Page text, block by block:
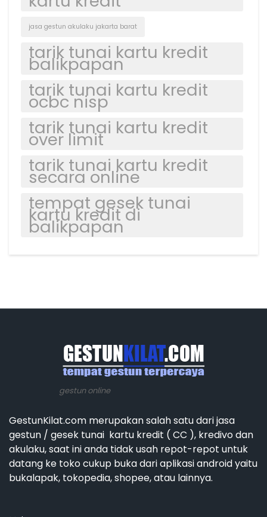
jasa gestun akulaku jakarta barat
tarik tunai kartu kredit
balikpapan
tarik tunai kartu kredit
ocbc nisp
tarik tunai kartu kredit
over limit
tarik tunai kartu kredit
secara online
tempat gesek tunai
kartu kredit di
balikpapan
gestun online
GestunKilat.com merupakan salah satu dari jasa
gestun / gesek tunai kartu kredit ( CC ), kredivo dan
akulaku, saat ini anda tidak usah repot-repot untuk
datang ke toko cukup buka dari aplikasi android yaitu
bukalapak, tokopedia, shopee, atau lainnya.